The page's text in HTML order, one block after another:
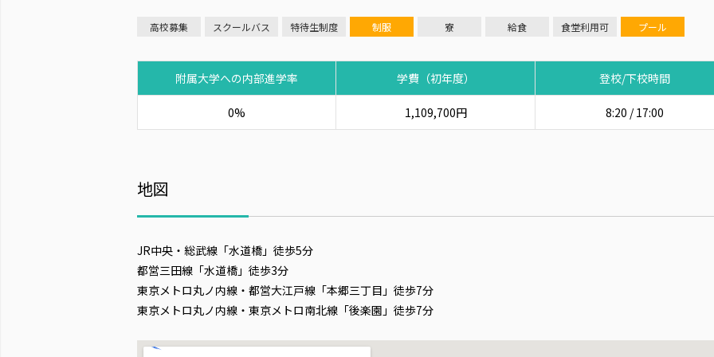
高校募集 スクールバス 特待生制度 制服 寮 給食 食堂利用可 プール
附属大学への内部進学率 学費（初年度） 登校/下校時間
0% 1,109,700円 8:20 / 17:00
地図
JR中央・総武線「水道橋」徒歩5分
都営三田線「水道橋」徒歩3分
東京メトロ丸ノ内線・都営大江戸線「本郷三丁目」徒歩7分
東京メトロ丸ノ内線・東京メトロ南北線「後楽園」徒歩7分